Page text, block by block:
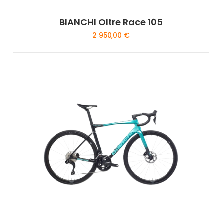
BIANCHI Oltre Race 105
2 950,00 €